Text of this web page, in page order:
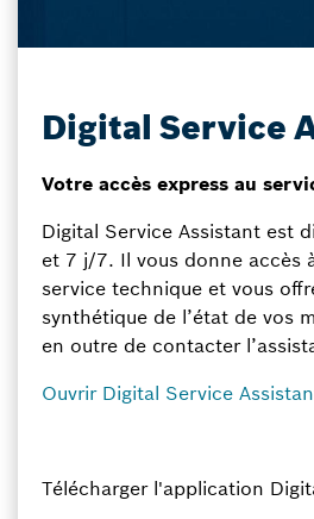
Digital Service
Votre accès express au
Digital Service Assistant est
et 7 j/7. Il vous donne accès
service technique et vous
synthétique de l’état de vos
en outre de contacter
Ouvrir Digital Service
Télécharger l'application